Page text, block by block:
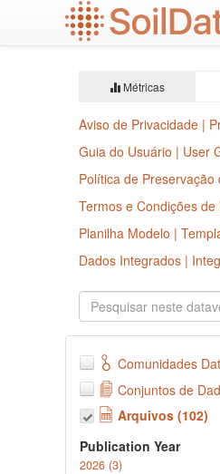
Métricas
Aviso de Privacidade |
Guia do Usuário | User
Política de
Termos e Condições
Planilha Modelo |
Dados Integrados |
Comunidades
Conjuntos de
Arquivos (102)
Publication Year
2026 (3)